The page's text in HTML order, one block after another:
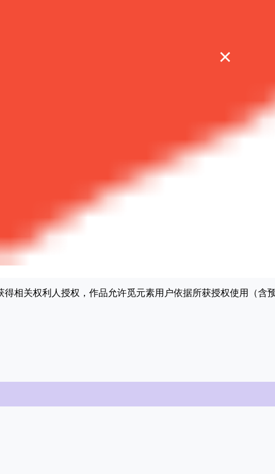
相关权利人授权，作品允许觅元素用户依据所获授权使用（含